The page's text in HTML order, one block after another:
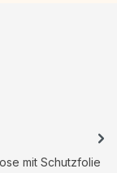
mit Schutzfolie